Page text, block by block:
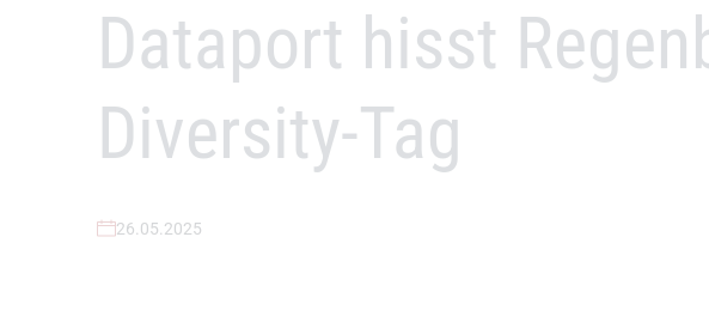
–
Dataport hisst
Diversity-Tag
26.05.2025